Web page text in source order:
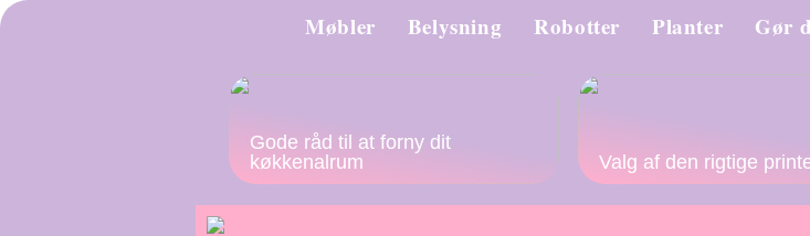
Møbler Belysning Robotter Planter Gør
Gode råd til at forny dit
køkkenalrum
Valg af den rigtige